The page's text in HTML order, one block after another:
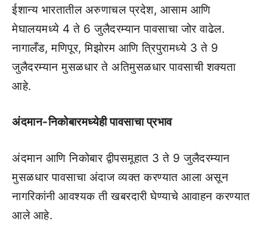
ईशान्य भारतातील अरुणाचल प्रदेश, आसाम आणि
मेघालयमध्ये 4 ते 6 जुलैदरम्यान पावसाचा जोर वाढेल.
नागालँड, मणिपूर, मिझोरम आणि त्रिपुरामध्ये 3 ते 9
जुलैदरम्यान मुसळधार ते अतिमुसळधार पावसाची शक्यता
आहे.
अंदमान-निकोबारमध्येही पावसाचा प्रभाव
अंदमान आणि निकोबार द्वीपसमूहात 3 ते 9 जुलैदरम्यान
मुसळधार पावसाचा अंदाज व्यक्त करण्यात आला असून
नागरिकांनी आवश्यक ती खबरदारी घेण्याचे आवाहन करण्यात
आले आहे.